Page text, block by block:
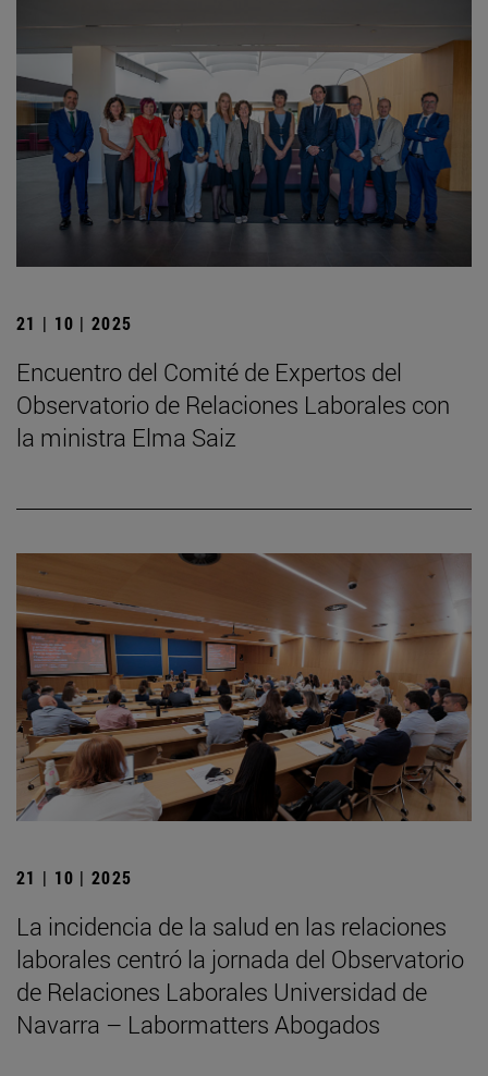
21 | 10 | 2025
Encuentro del Comité de Expertos del
Observatorio de Relaciones Laborales con
la ministra Elma Saiz
21 | 10 | 2025
La incidencia de la salud en las relaciones
laborales centró la jornada del Observatorio
de Relaciones Laborales Universidad de
Navarra – Labormatters Abogados